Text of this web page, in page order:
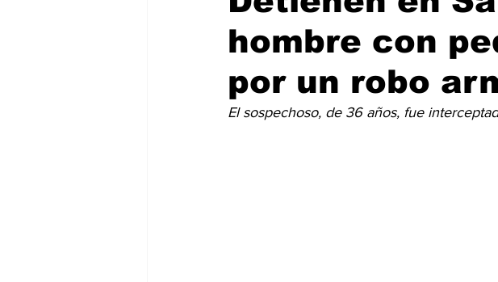
Roldán Departamento San Lorenzo
hombre con
por un robo
El sospechoso, de 36 años, fue